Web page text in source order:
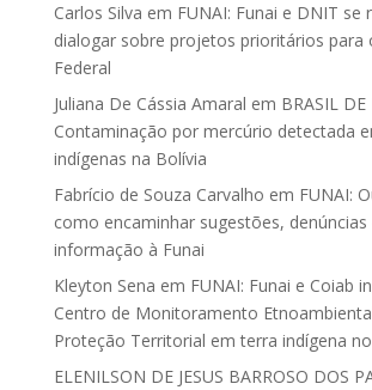
Carlos Silva em FUNAI: Funai e DNIT se
dialogar sobre projetos prioritários para
Federal
Juliana De Cássia Amaral em BRASIL DE
Contaminação por mercúrio detectada
indígenas na Bolívia
Fabrício de Souza Carvalho em FUNAI:
como encaminhar sugestões, denúncias
informação à Funai
Kleyton Sena em FUNAI: Funai e Coiab
Centro de Monitoramento
Proteção Territorial em terra indígena
ELENILSON DE JESUS BARROSO DOS